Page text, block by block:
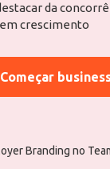
da
crescimento
Começar
Branding no